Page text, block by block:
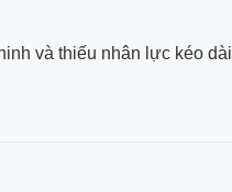
và thiếu nhân lực kéo